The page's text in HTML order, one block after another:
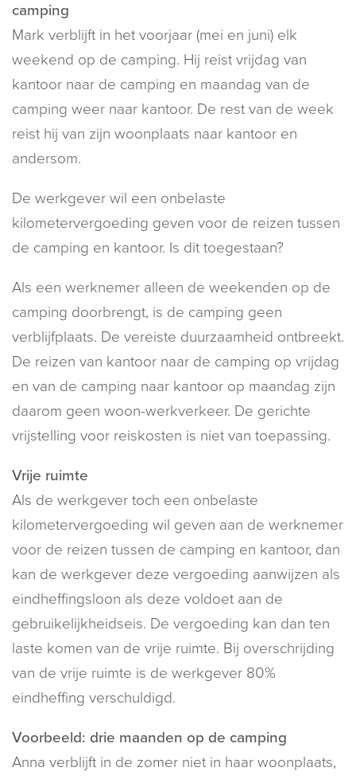
camping
Mark verblijft in het voorjaar (mei en juni) elk
weekend op de camping. Hij reist vrijdag van
kantoor naar de camping en maandag van de
camping weer naar kantoor. De rest van de week
reist hij van zijn woonplaats naar kantoor en
andersom.
De werkgever wil een onbelaste
kilometervergoeding geven voor de reizen tussen
de camping en kantoor. Is dit toegestaan?
Als een werknemer alleen de weekenden op de
camping doorbrengt, is de camping geen
verblijfplaats. De vereiste duurzaamheid ontbreekt.
De reizen van kantoor naar de camping op vrijdag
en van de camping naar kantoor op maandag zijn
daarom geen woon-werkverkeer. De gerichte
vrijstelling voor reiskosten is niet van toepassing.
Vrije ruimte
Als de werkgever toch een onbelaste
kilometervergoeding wil geven aan de werknemer
voor de reizen tussen de camping en kantoor, dan
kan de werkgever deze vergoeding aanwijzen als
eindheffingsloon als deze voldoet aan de
gebruikelijkheidseis. De vergoeding kan dan ten
laste komen van de vrije ruimte. Bij overschrijding
van de vrije ruimte is de werkgever 80%
eindheffing verschuldigd.
Voorbeeld: drie maanden op de camping
Anna verblijft in de zomer niet in haar woonplaats,